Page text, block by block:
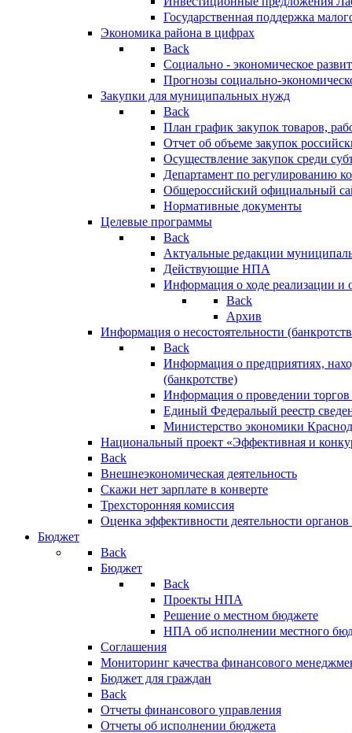
Государственная поддержка
Экономика района в цифрах
Back
Социально - экономическое
Прогнозы социально-
Закупки для муниципальных нужд
Back
План график закупок товаров,
Отчет об объеме закупок
Осуществление закупок среди
Департамент по регулированию
Общероссийский официальный
Нормативные документы
Целевые программы
Back
Актуальные редакции
Действующие НПА
Информация о ходе реализации
Back
Архив
Информация о несостоятельности
Back
Информация о предприятиях,
(банкротстве)
Информация о проведении
Единый Федеральый реестр
Министерство экономики
Национальный проект «Эффективная и
Back
Внешнеэкономическая деятельность
Скажи нет зарплате в конверте
Трехсторонняя комиссия
Оценка эффективности деятельности
Бюджет
Back
Бюджет
Back
Проекты НПА
Решение о местном бюджете
НПА об исполнении местного
Соглашения
Мониторинг качества финансового
Бюджет для граждан
Back
Отчеты финансового управления
Отчеты об исполнении бюджета